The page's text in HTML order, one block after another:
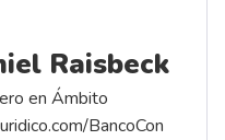
Raisbeck
en Ámbito
BancoCon